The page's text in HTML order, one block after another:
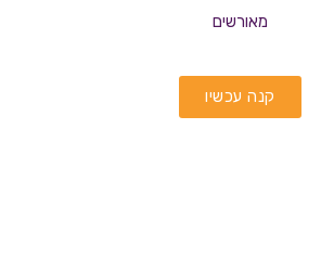
מאורשים
קנה עכשיו